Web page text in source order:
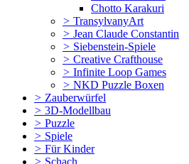
Chotto Karakuri
> TransylvanyArt
> Jean Claude Constantin
> Siebenstein-Spiele
> Creative Crafthouse
> Infinite Loop Games
> NKD Puzzle Boxen
> Zauberwürfel
> 3D-Modellbau
> Puzzle
> Spiele
> Für Kinder
> Schach